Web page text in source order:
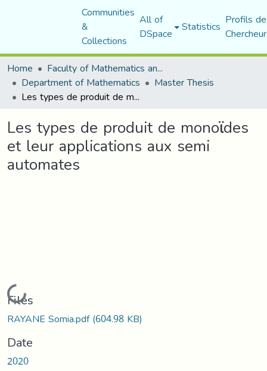
Communities
&
Collections
All of
DSpace Statistics Profils
Home
Faculty of Mathematics and Computer Science
Department of Mathematics Master Thesis
Les types de produit de monoϊdes et leur applications aux semi automates
Les types de produit de monoϊdes
et leur applications aux semi
automates
Loading...
Files
RAYANE Somia.pdf(604.98 KB)
Date
2020